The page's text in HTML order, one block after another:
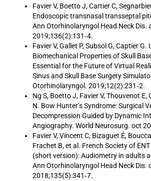
Favier V, Boetto J, Cartier C,
Endoscopic transnasal transseptal
Ann Otorhinolaryngol Head Neck Dis.
2019;136(2):131‑4.
Favier V, Gallet P, Subsol G, Captier
Biomechanical Properties of Skull
Essential for the Future of Virtual
Sinus and Skull Base Surgery
Otorhinolaryngol. 2019;12(2):231‑2.
Ng S, Boetto J, Favier V, Thouvenot E,
N. Bow Hunter’s Syndrome: Surgical
Decompression Guided by Dynamic
Angiography. World Neurosurg. oct
Favier V, Vincent C, Bizaguet É,
Frachet B, et al. French Society of
(short version): Audiometry in adults
Ann Otorhinolaryngol Head Neck Dis.
2018;135(5):341‑7.